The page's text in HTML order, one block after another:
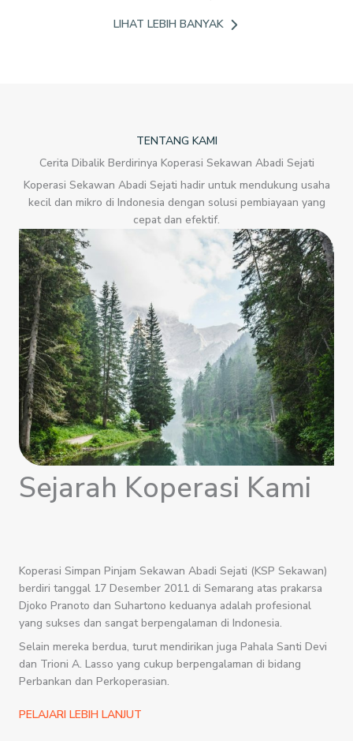
LIHAT LEBIH BANYAK
TENTANG KAMI
Cerita Dibalik Berdirinya Koperasi Sekawan Abadi Sejati
Koperasi Sekawan Abadi Sejati hadir untuk mendukung usaha
kecil dan mikro di Indonesia dengan solusi pembiayaan yang
cepat dan efektif.
Sejarah Koperasi Kami
Koperasi Simpan Pinjam Sekawan Abadi Sejati (KSP Sekawan)
berdiri tanggal 17 Desember 2011 di Semarang atas prakarsa
Djoko Pranoto dan Suhartono keduanya adalah profesional
yang sukses dan sangat berpengalaman di Indonesia.
Selain mereka berdua, turut mendirikan juga Pahala Santi Devi
dan Trioni A. Lasso yang cukup berpengalaman di bidang
Perbankan dan Perkoperasian.
PELAJARI LEBIH LANJUT